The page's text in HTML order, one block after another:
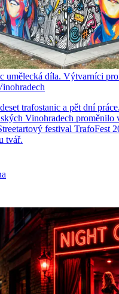
umělecká díla. Výtvarníci
trafostanic a pět dní
Vinohradech proměnilo
festival TrafoFest
tvář.